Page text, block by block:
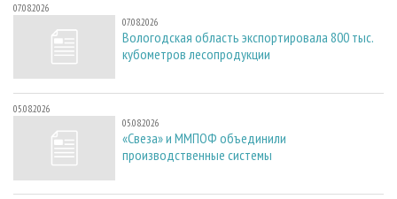
07.08.2026
07.08.2026
Вологодская область экспортировала 800 тыс.
кубометров лесопродукции
05.08.2026
05.08.2026
«Свеза» и ММПОФ объединили
производственные системы